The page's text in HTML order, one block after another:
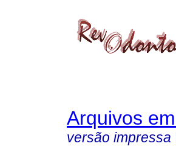
Arquivos
versão impressa